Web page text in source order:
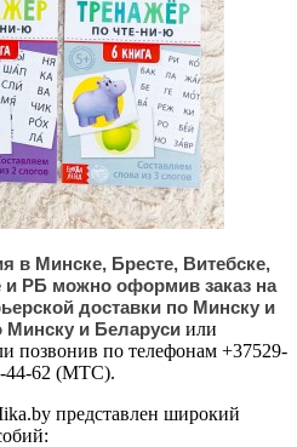
в Минске, Бресте, Витебске,
и РБ можно оформив заказ на
доставки по Минску и
Минску и Беларуси или
позвонив по телефонам +37529-
44-62 (МТС).
представлен широкий